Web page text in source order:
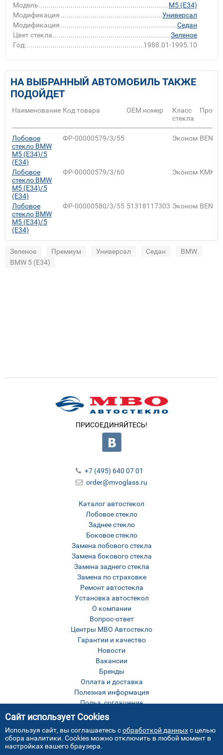
Модель
M5 (E34)
Модификация
Универсал
Модификация
Седан
Цвет стекла
Зеленое
Год:
1988.01-1995.10
НА ВЫБРАННЫЙ АВТОМОБИЛЬ ТАКЖЕ
ПОДОЙДЕТ
Наименование Код товара ОЕМ номер
Класс
стекла
Лобовое
стекло BMW
M5 (E34)/5
(E34)
ФР-00000579/3/55 Эконом
Лобовое
стекло BMW
M5 (E34)/5
(E34)
ФР-00000579/3/60 Эконом КМК
Лобовое
стекло BMW
M5 (E34)/5
(E34)
ФР-00000580/3/55 51318117303 Эконом
Зеленое Премиум Универсал Седан
BMW
BMW 5 (E34)
ПРИСОЕДИНЯЙТЕСЬ!
Каталог автостекол
Лобовое стекло
Заднее стекло
Боковое стекло
Замена лобового стекла
Замена бокового стекла
Замена заднего стекла
Замена по страховке
Ремонт автостекла
Установка автостекол
О компании
Вопрос-ответ
Центры МВО Автостекло
Гарантии и качество
Новости
Вакансии
Бренды
Оплата и доставка
Полезная информация
Польз. соглашение
Оставить отзыв
Карта сайта
+7 (495) 640 07 01
order@mvoglass.ru
Сайт использует Cookies
Используя сайт, вы соглашаетесь собработкой данныхс целью
сбора аналитики. Cookies можно отключить в любой момент в
настройках вашего браузера.